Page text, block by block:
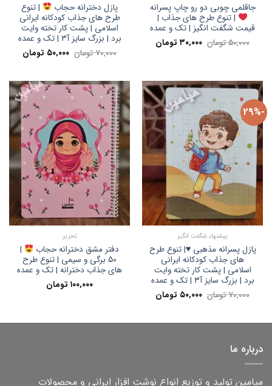
جاقلمی چوبی دو رو چاپ پسرانه
| تنوع طرح های جذاب |
قیمت شگفت انگیز | تک و عمده
۵۰,۰۰۰تومان قیمت
اصلی:
۳۰,۰۰۰ تومان
پازل دخترانه حجاب
| تنوع
طرح های جذاب کودکانه ایرانی
اسلامی | پشت کار تخته وایت
برد | بزرگ سایز آ۳ | تک و عمده
۷۰,۰۰۰تومان قیمت
اصلی:
۵۰,۰۰۰ تومان
-29%
پیشنهاد شگفت انگیز
پازل پسرانه مذهبی ♥️| تنوع طرح
های جذاب کودکانه ایرانی
اسلامی | پشت کار تخته وایت
برد | بزرگ سایز آ۳ | تک و عمده
۷۰,۰۰۰تومان قیمت
اصلی:
۵۰,۰۰۰ تومان
تحریر
دفتر مشق دخترانه حجاب
|
۵۰ برگی و سیمی | تنوع طرح
های جذاب دخترانه | تک و عمده
۱۰۰,۰۰۰ تومان
درباره ما
میامین تولید و توزیع انواع نوشت افزار ایرانی و محصولات